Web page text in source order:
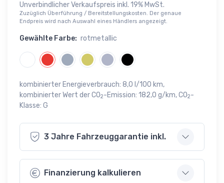
Unverbindlicher Verkaufspreis inkl. 19% MwSt.
Zuzüglich Überführung / Bereitstellungskosten. Der genaue
Endpreis wird nach Auswahl eines Händlers angezeigt.
Gewählte Farbe: rotmetallic
kombinierter Energieverbrauch: 8,0 l/100 km,
kombinierter Wert der CO2-Emission: 182,0 g/km, CO2-
Klasse: G
3 Jahre Fahrzeuggarantie inkl.
Finanzierung kalkulieren